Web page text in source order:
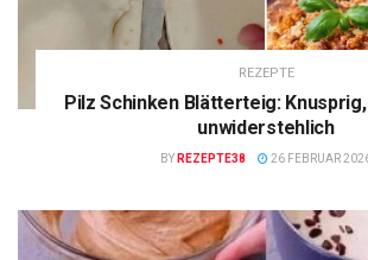
REZEPTE
Pilz Schinken Blätterteig:
unwiderstehlich
BY REZEPTE38 26 FEBRUAR